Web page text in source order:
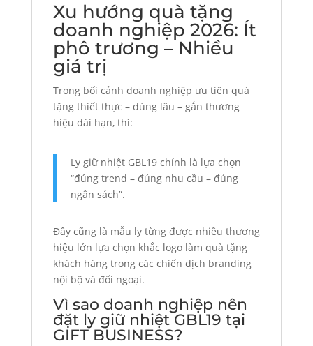
Xu hướng quà tặng
doanh nghiệp 2026: Ít
phô trương – Nhiều
giá trị
Trong bối cảnh doanh nghiệp ưu tiên quà
tặng thiết thực – dùng lâu – gắn thương
hiệu dài hạn, thì:
Ly giữ nhiệt GBL19 chính là lựa chọn
“đúng trend – đúng nhu cầu – đúng
ngân sách”.
Đây cũng là mẫu ly từng được nhiều thương
hiệu lớn lựa chọn khắc logo làm quà tặng
khách hàng trong các chiến dịch branding
nội bộ và đối ngoại.
Vì sao doanh nghiệp nên
đặt ly giữ nhiệt GBL19 tại
GIFT BUSINESS?